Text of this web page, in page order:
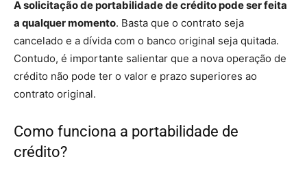
A solicitação de portabilidade de crédito pode ser feita
a qualquer momento. Basta que o contrato seja
cancelado e a dívida com o banco original seja quitada.
Contudo, é importante salientar que a nova operação de
crédito não pode ter o valor e prazo superiores ao
contrato original.
Como funciona a portabilidade de
crédito?